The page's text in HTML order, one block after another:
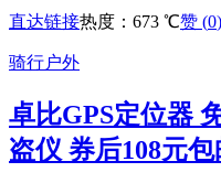
直达链接热度：673 ℃赞 (0)
骑行户外
卓比GPS定位器
盗仪 券后108元包